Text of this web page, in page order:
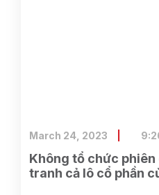
Không tổ chức phiên
tranh cả lô cổ phần
March 24, 2023